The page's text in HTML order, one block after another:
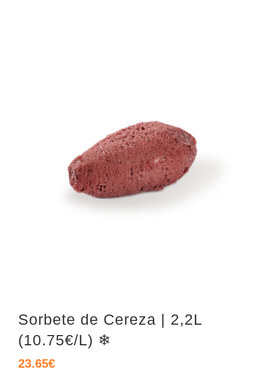
Sorbete de Cereza | 2,2L
(10.75€/L) ❄
23.65€